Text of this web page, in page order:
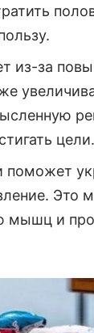
из-за
цели.
поможет
Это
мышц и